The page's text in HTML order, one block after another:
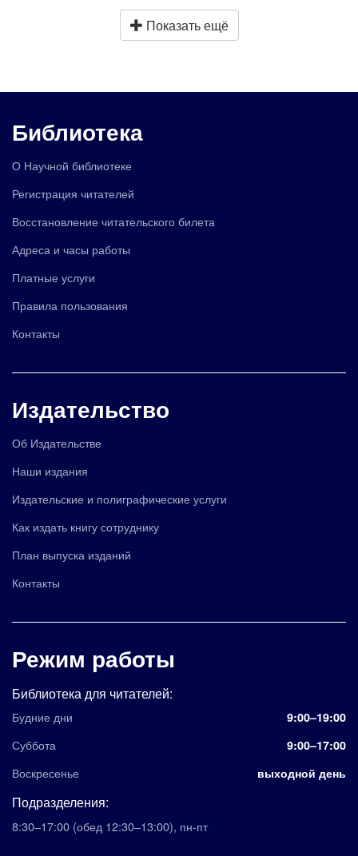
Показать ещё
Библиотека
О Научной библиотеке
Регистрация читателей
Восстановление читательского билета
Адреса и часы работы
Платные услуги
Правила пользования
Контакты
Издательство
Об Издательстве
Наши издания
Издательские и полиграфические услуги
Как издать книгу сотруднику
План выпуска изданий
Контакты
Режим работы
Библиотека для читателей:
Будние дни 9:00–19:00
Суббота 9:00–17:00
Воскресенье выходной день
Подразделения:
8:30–17:00 (обед 12:30–13:00), пн-пт